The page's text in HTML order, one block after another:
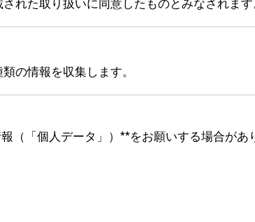
の情報を収集します。
（「個人データ」）**をお願いする場合があ